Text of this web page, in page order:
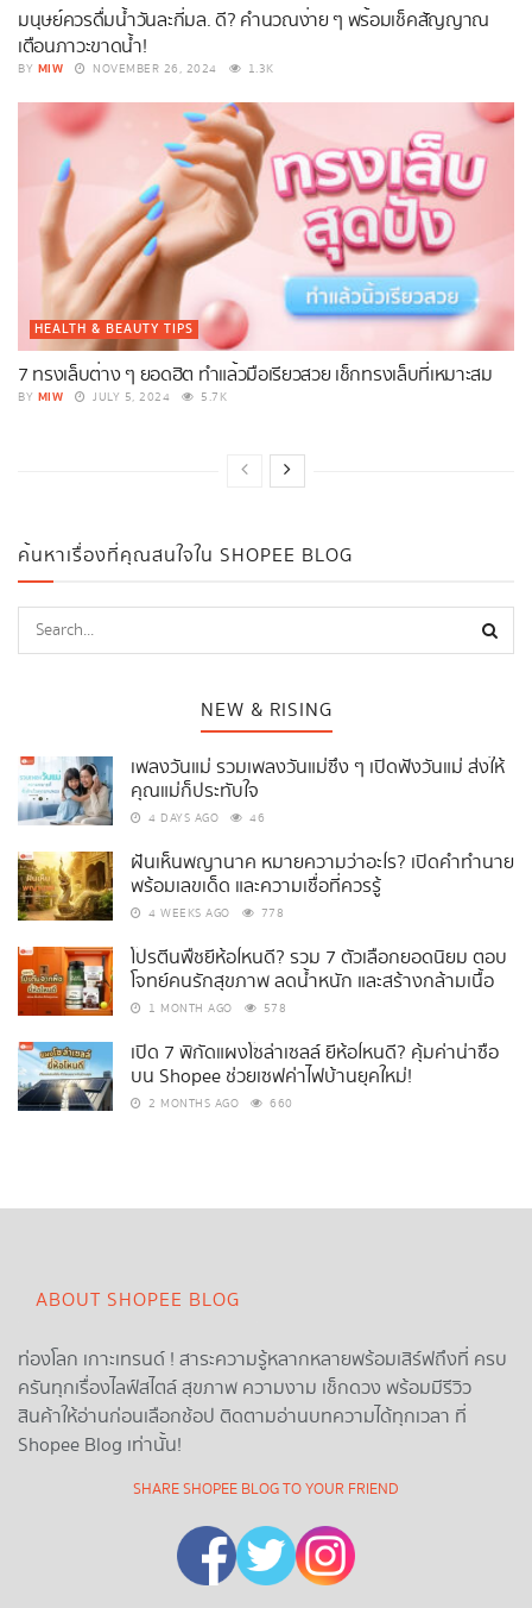
มนุษย์ควรดื่มน้ำวันละกี่มล. ดี? คำนวณง่าย ๆ พร้อมเช็คสัญญาณ
เตือนภาวะขาดน้ำ!
BY MIW NOVEMBER 26, 2024 1.3K
HEALTH & BEAUTY TIPS
7 ทรงเล็บต่าง ๆ ยอดฮิต ทำแล้วมือเรียวสวย เช็กทรงเล็บที่เหมาะสม
BY MIW JULY 5, 2024 5.7K
ค้นหาเรื่องที่คุณสนใจใน SHOPEE BLOG
NEW & RISING
เพลงวันแม่ รวมเพลงวันแม่ซึ้ง ๆ เปิดฟังวันแม่ ส่งให้
คุณแม่ก็ประทับใจ
4 DAYS AGO 46
ฝันเห็นพญานาค หมายความว่าอะไร? เปิดคำทำนาย
พร้อมเลขเด็ด และความเชื่อที่ควรรู้
4 WEEKS AGO 778
โปรตีนพืชยี่ห้อไหนดี? รวม 7 ตัวเลือกยอดนิยม ตอบ
โจทย์คนรักสุขภาพ ลดน้ำหนัก และสร้างกล้ามเนื้อ
1 MONTH AGO 578
เปิด 7 พิกัดแผงโซล่าเซลล์ ยี่ห้อไหนดี? คุ้มค่าน่าซื้อ
บน Shopee ช่วยเซฟค่าไฟบ้านยุคใหม่!
2 MONTHS AGO 660
ABOUT SHOPEE BLOG
ท่องโลก เกาะเทรนด์ ! สาระความรู้หลากหลายพร้อมเสิร์ฟถึงที่ ครบ
ครันทุกเรื่องไลฟ์สไตล์ สุขภาพ ความงาม เช็กดวง พร้อมมีรีวิว
สินค้าให้อ่านก่อนเลือกช้อป ติดตามอ่านบทความได้ทุกเวลา ที่
Shopee Blog เท่านั้น!
SHARE SHOPEE BLOG TO YOUR FRIEND